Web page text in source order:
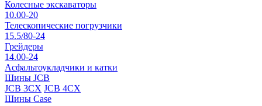
Колесные экскаваторы
10.00-20
Телескопические погрузчики
15.5/80-24
Грейдеры
14.00-24
Асфальтоукладчики и катки
Шины JCB
JCB 3CX JCB 4CX
Шины Case